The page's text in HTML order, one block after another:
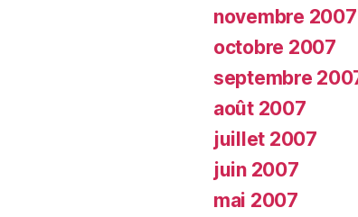
novembre 2007
octobre 2007
septembre
août 2007
juillet 2007
juin 2007
mai 2007